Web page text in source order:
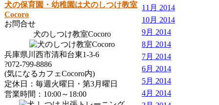
犬の保育園・幼稚園は犬のしつけ教室
Cocoro
お問合せ
犬のしつけ教室Cocoro
兵庫県川西市清和台東1-3-6
?072-799-8886
(気になるカフェCocoro内)
定休日：毎週火曜日・第3月曜日
営業時間：10:00～18:00
11月 2014
10月 2014
9月 2014
8月 2014
7月 2014
6月 2014
5月 2014
4月 2014